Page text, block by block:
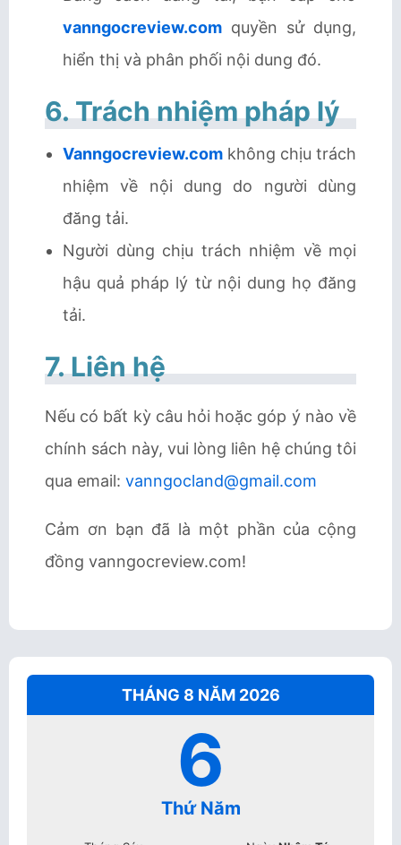
vanngocreview.com quyền sử dụng,
hiển thị và phân phối nội dung đó.
6. Trách nhiệm pháp lý
Vanngocreview.com không chịu trách
nhiệm về nội dung do người dùng
đăng tải.
Người dùng chịu trách nhiệm về mọi
hậu quả pháp lý từ nội dung họ đăng
tải.
7. Liên hệ
Nếu có bất kỳ câu hỏi hoặc góp ý nào về
chính sách này, vui lòng liên hệ chúng tôi
qua email: vanngocland@gmail.com
Cảm ơn bạn đã là một phần của cộng
đồng vanngocreview.com!
THÁNG 8 NĂM 2026
6
Thứ Năm